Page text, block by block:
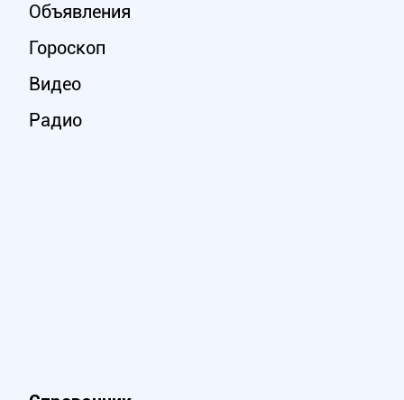
Объявления
Гороскоп
Видео
Радио